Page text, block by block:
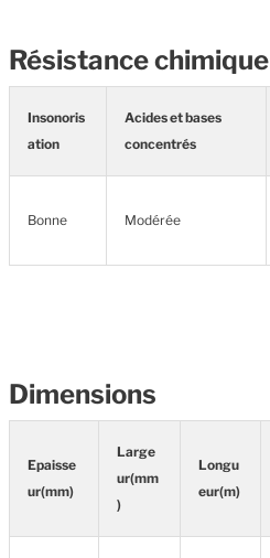
Résistance chimique
Insonoris
ation
Acides et bases
concentrés
Bonne Modérée
Dimensions
Epaisse
ur(mm)
Large
ur(mm
)
Longu
eur(m)